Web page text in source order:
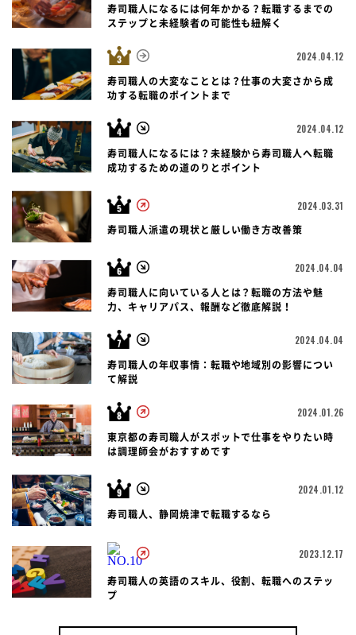
寿司職人になるには何年かかる？転職するまでの
ステップと未経験者の可能性も紐解く
2024.04.12
寿司職人の大変なこととは？仕事の大変さから成
功する転職のポイントまで
2024.04.12
寿司職人になるには？未経験から寿司職人へ転職
成功するための道のりとポイント
2024.03.31
寿司職人派遣の現状と厳しい働き方改善策
2024.04.04
寿司職人に向いている人とは？転職の方法や魅
力、キャリアパス、報酬など徹底解説！
2024.04.04
寿司職人の年収事情：転職や地域別の影響につい
て解説
2024.01.26
東京都の寿司職人がスポットで仕事をやりたい時
は調理師会がおすすめです
2024.01.12
寿司職人、静岡焼津で転職するなら
2023.12.17
寿司職人の英語のスキル、役割、転職へのステッ
プ